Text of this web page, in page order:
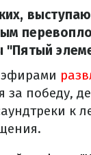
"Пятый
за победу,
к